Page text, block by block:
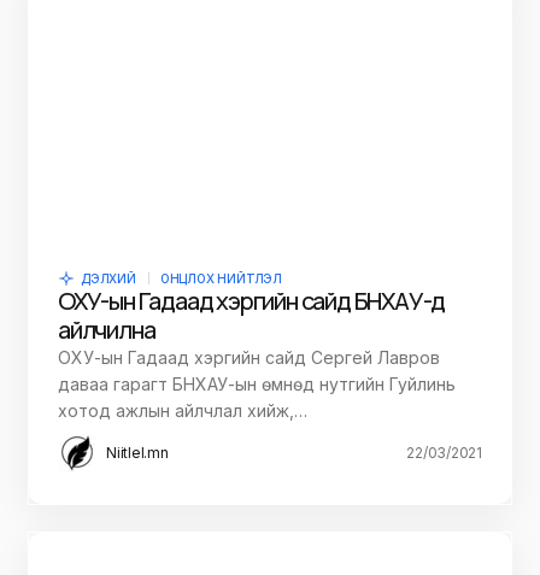
ДЭЛХИЙ ОНЦЛОХ НИЙТЛЭЛ
ОХУ-ын Гадаад хэргийн сайд БНХАУ-д
айлчилна
ОХУ-ын Гадаад хэргийн сайд Сергей Лавров
даваа гарагт БНХАУ-ын өмнөд нутгийн Гуйлинь
хотод ажлын айлчлал хийж,…
Niitlel.mn 22/03/2021